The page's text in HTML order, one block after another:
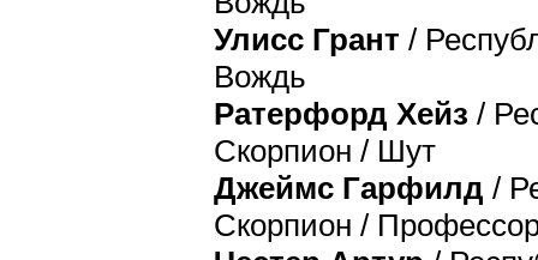
Улисс Грант /
Вождь
Ратерфорд Хейз /
Скорпион / Шут
Джеймс Гарфилд /
Скорпион /